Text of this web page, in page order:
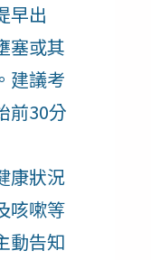
早出
塞或其
建議考
前30分
康狀況
咳嗽等
動告知